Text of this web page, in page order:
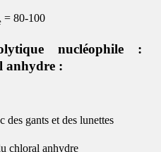
= 80-100
nucléophile :
anhydre :
des gants et des lunettes